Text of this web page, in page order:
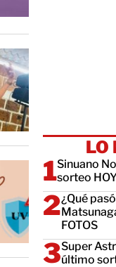
LO
Sinuano
sorteo
¿Qué
FOTOS
Super
último